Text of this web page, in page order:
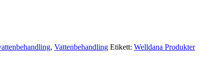
, Vattenbehandling Etikett: Welldana Produkter